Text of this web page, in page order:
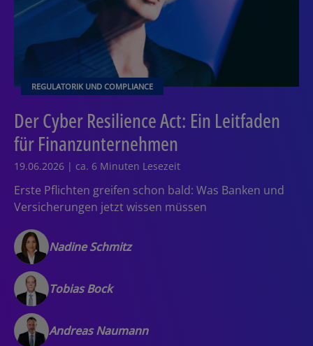
REGULATORIK UND COMPLIANCE
Der Cyber Resilience Act: Ein Leitfaden
für Finanzunternehmen
19.06.2026 | ca. 6 Minuten Lesezeit
Erste Pflichten greifen schon bald: Was Banken und
Versicherungen jetzt wissen müssen
Nadine Schmitz
Tobias Bock
Andreas Naumann